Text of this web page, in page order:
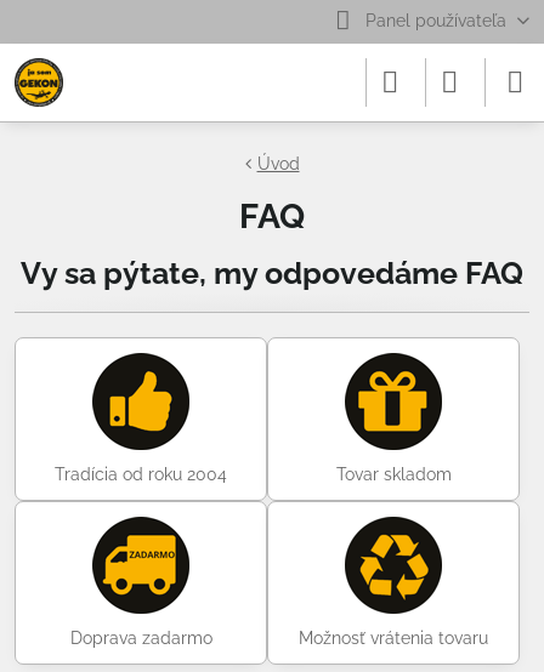
Panel používateľa
Úvod
FAQ
Vy sa pýtate, my odpovedáme FAQ
Tradícia od roku 2004 Tovar skladom
Doprava zadarmo Možnosť vrátenia tovaru